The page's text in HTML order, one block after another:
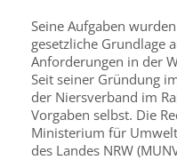
Seine Aufgaben
gesetzliche Grundlage
Anforderungen in der
Seit seiner Gründung
der Niersverband im
Vorgaben selbst. Die
Ministerium für
des Landes NRW